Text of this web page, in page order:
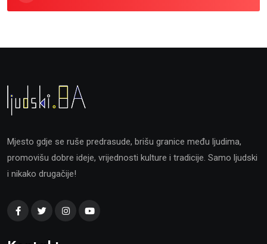
Mjesto gdje se ruše predrasude, brišu granice među ljudima,
promovišu dobre ideje, vrijednosti kulture i tradicije. Samo ljudski
i nikako drugačije!